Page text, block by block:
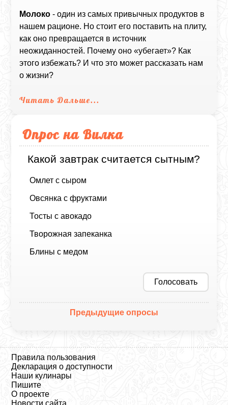
Молоко - один из самых привычных продуктов в
нашем рационе. Но стоит его поставить на плиту,
как оно превращается в источник
неожиданностей. Почему оно «убегает»? Как
этого избежать? И что это может рассказать нам
о жизни?
Читать Дальше...
Опрос на Вилка
Какой завтрак считается сытным?
Омлет с сыром
Овсянка с фруктами
Тосты с авокадо
Творожная запеканка
Блины с медом
Голосовать
Предыдущие опросы
Правила пользования
Декларация о доступности
Наши кулинары
Пишите
О проекте